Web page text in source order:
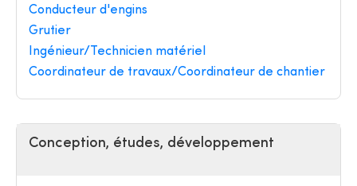
Conducteur d'engins
Grutier
Ingénieur/Technicien matériel
Coordinateur de travaux/Coordinateur de chantier
Conception, études, développement